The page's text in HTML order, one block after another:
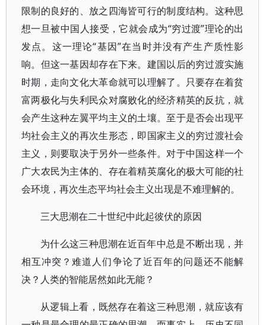
限制的良好的、放之四海皆可行的制度结构。这种思
想一旦被中国人接受，它就会成为“穷过渡”理论的出
发点。这一理论“基因”在当时并没有产生产质性影
响。但这一基因却存在下来。建国以后的穷过渡实施
时期，走向文化大革命就可以理解了。只要存在着贫
富两极化与失利民众对腐败化的经济精英的反抗，就
会产生这种左翼平均主义的土壤。至于是否会出现平
均社会主义的再次生形态，即国家主义的穷过渡社会
主义，则要取决于另外一些条件。对于中国这样一个
广大农民为主体的、存在着精英腐化的极大可能的社
会环境，再次生态平均社会主义出现是不难理解的。
三大思潮在二十世纪中此起彼伏的原因
为什么这三种思潮在近百年中总是不断出现，并
相互冲突？难道人们争论了近百年的问题还不能解
决？人类的智能居然如此无能？
从逻辑上看，既然存在着这三种思潮，就应该有